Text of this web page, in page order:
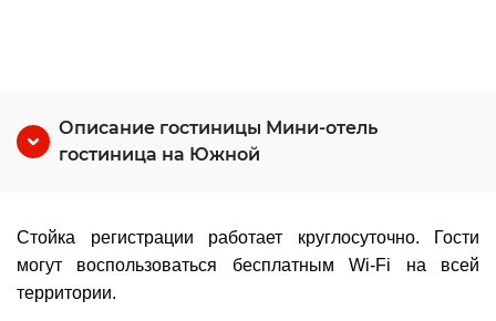
Описание гостиницы Мини-отель
гостиница на Южной
Стойка регистрации работает круглосуточно. Гости
могут воспользоваться бесплатным Wi-Fi на всей
территории.